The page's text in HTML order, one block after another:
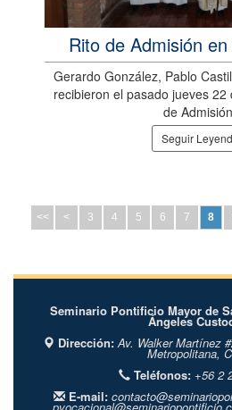
Rito de Admisión
Gerardo González, Pablo
recibieron el pasado jueves
de
Seguir
<< < 3 4 5 6 7 8
Seminario Pontificio Mayor de
Ángeles
Dirección:Av. Walker Martínez
Metropolitana,
Teléfonos: +56 2
E-mail: